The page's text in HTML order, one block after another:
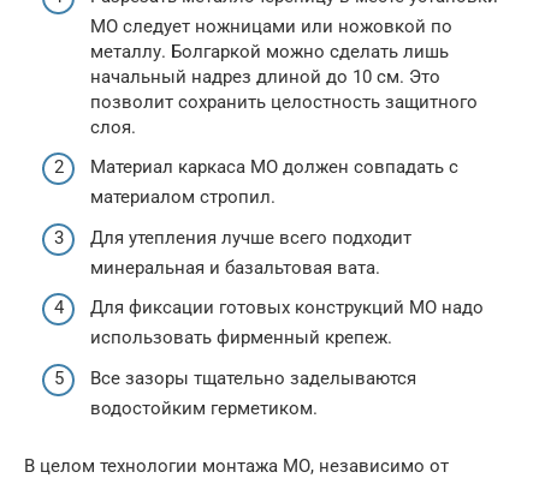
МО следует ножницами или ножовкой по
металлу. Болгаркой можно сделать лишь
начальный надрез длиной до 10 см. Это
позволит сохранить целостность защитного
слоя.
Материал каркаса МО должен совпадать с
материалом стропил.
Для утепления лучше всего подходит
минеральная и базальтовая вата.
Для фиксации готовых конструкций МО надо
использовать фирменный крепеж.
Все зазоры тщательно заделываются
водостойким герметиком.
В целом технологии монтажа МО, независимо от